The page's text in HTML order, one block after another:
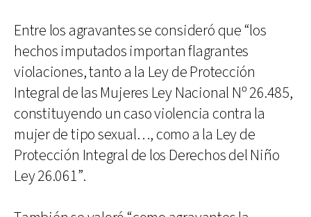
Entre los agravantes se consideró que “los
hechos imputados importan flagrantes
violaciones, tanto a la Ley de Protección
Integral de las Mujeres Ley Nacional Nº 26.485,
constituyendo un caso violencia contra la
mujer de tipo sexual…, como a la Ley de
Protección Integral de los Derechos del Niño
Ley 26.061”.